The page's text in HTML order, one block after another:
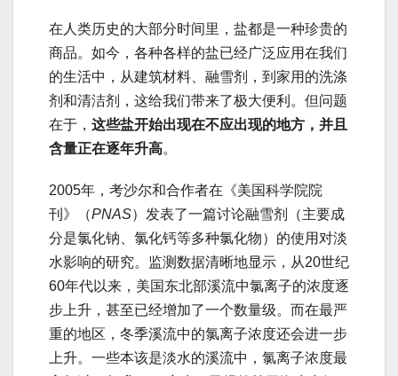
在人类历史的大部分时间里，盐都是一种珍贵的
商品。如今，各种各样的盐已经广泛应用在我们
的生活中，从建筑材料、融雪剂，到家用的洗涤
剂和清洁剂，这给我们带来了极大便利。但问题
在于， 这些盐开始出现在不应出现的地方，并且
含量正在逐年升高。
2005年，考沙尔和合作者在《美国科学院院
刊》（PNAS）发表了一篇讨论融雪剂（主要成
分是氯化钠、氯化钙等多种氯化物）的使用对淡
水影响的研究。监测数据清晰地显示，从20世纪
60年代以来，美国东北部溪流中氯离子的浓度逐
步上升，甚至已经增加了一个数量级。而在最严
重的地区，冬季溪流中的氯离子浓度还会进一步
上升。一些本该是淡水的溪流中，氯离子浓度最